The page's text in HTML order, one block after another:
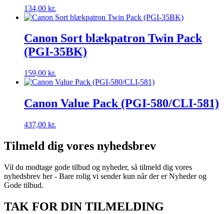
134,00 kr.
Canon Sort blækpatron Twin Pack
(PGI-35BK)
159,00 kr.
Canon Value Pack (PGI-580/CLI-581)
437,00 kr.
Tilmeld dig vores nyhedsbrev
Vil du modtage gode tilbud og nyheder, så tilmeld dig vores
nyhedsbrev her - Bare rolig vi sender kun når der er Nyheder og
Gode tilbud.
TAK FOR DIN TILMELDING